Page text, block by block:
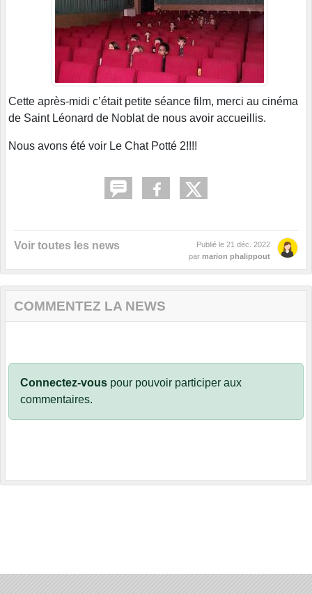
Cette après-midi c’était petite séance film, merci au cinéma
de Saint Léonard de Noblat de nous avoir accueillis.
Nous avons été voir Le Chat Potté 2!!!!
Voir toutes les news Publié le 21 déc. 2022
par marion phalippout
COMMENTEZ LA NEWS
Connectez-vous pour pouvoir participer aux
commentaires.